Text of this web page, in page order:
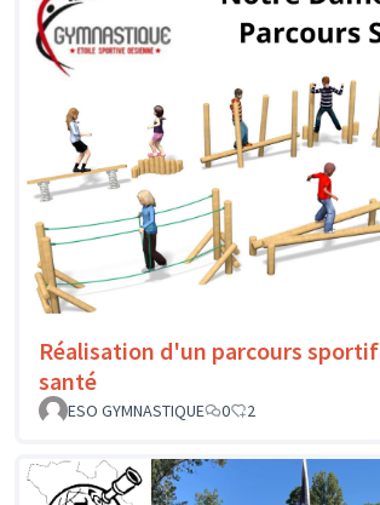
Réalisation d'un parcours sportif
santé
ESO GYMNASTIQUE
0 2